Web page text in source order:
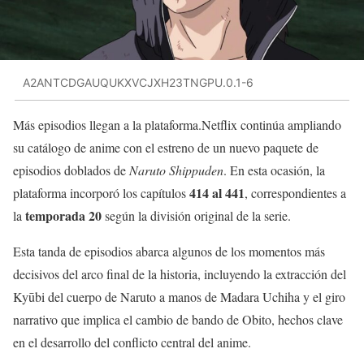
A2ANTCDGAUQUKXVCJXH23TNGPU.0.1-6
Más episodios llegan a la plataforma.Netflix continúa ampliando
su catálogo de anime con el estreno de un nuevo paquete de
episodios doblados de Naruto Shippuden. En esta ocasión, la
plataforma incorporó los capítulos414 al 441, correspondientes a
la temporada 20según la división original de la serie.
Esta tanda de episodios abarca algunos de los momentos más
decisivos del arco final de la historia, incluyendo la extracción del
Kyūbi del cuerpo de Naruto a manos de Madara Uchiha y el giro
narrativo que implica el cambio de bando de Obito, hechos clave
en el desarrollo del conflicto central del anime.